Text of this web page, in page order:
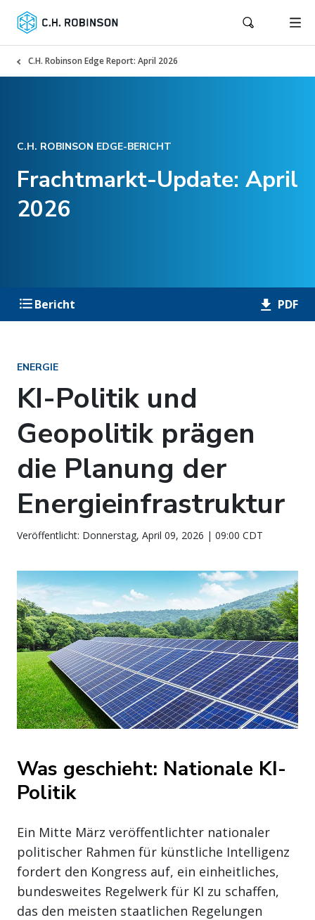
C.H. Robinson Edge Report: April 2026
C.H. ROBINSON EDGE-BERICHT
Frachtmarkt-Update: April
2026
Bericht PDF
ENERGIE
KI-Politik und
Geopolitik prägen
die Planung der
Energieinfrastruktur
Veröffentlicht: Donnerstag, April 09, 2026 | 09:00 CDT
Was geschieht: Nationale KI-
Politik
Ein Mitte März veröffentlichter nationaler
politischer Rahmen für künstliche Intelligenz
fordert den Kongress auf, ein einheitliches,
bundesweites Regelwerk für KI zu schaffen,
das den meisten staatlichen Regelungen